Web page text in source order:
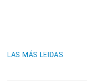
LAS MÁS LEIDAS